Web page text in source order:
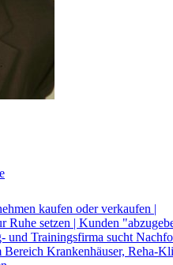
kaufen oder verkaufen |
Ruhe setzen | Kunden
und Trainingsfirma sucht
Bereich Krankenhäuser, Reha-